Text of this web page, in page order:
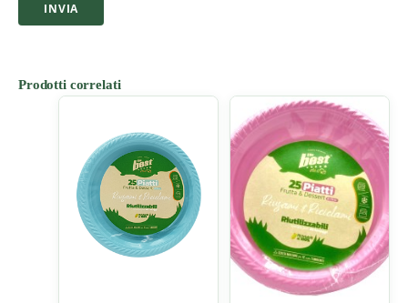
Prodotti correlati